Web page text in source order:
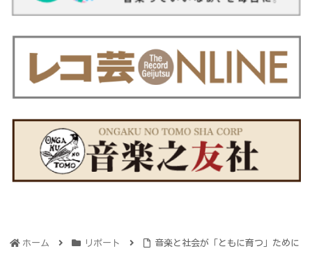
ホーム リポート 音楽と社会が「ともに育つ」ために